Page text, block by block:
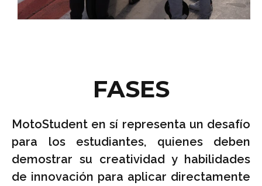
FASES
MotoStudent en sí representa un desafío
para los estudiantes, quienes deben
demostrar su creatividad y habilidades
de innovación para aplicar directamente